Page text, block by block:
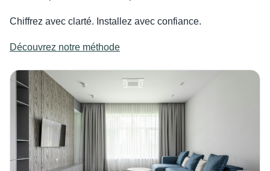
Chiffrez avec clarté. Installez avec confiance.
Découvrez notre méthode